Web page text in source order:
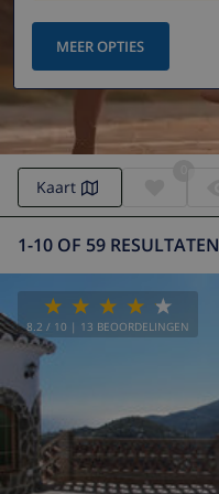
MEER OPTIES
1-10 OF 59 RESULTATEN
Kaart
8.2 / 10 | 13 BEOORDELINGEN